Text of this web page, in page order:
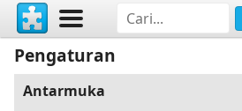
Pengaturan
Antarmuka